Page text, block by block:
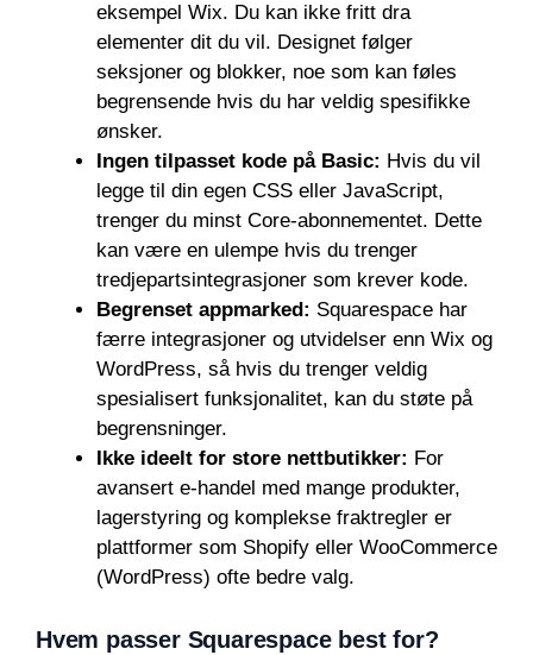
eksempel Wix. Du kan ikke fritt dra
elementer dit du vil. Designet følger
seksjoner og blokker, noe som kan føles
begrensende hvis du har veldig spesifikke
ønsker.
Ingen tilpasset kode på Basic: Hvis du vil
legge til din egen CSS eller JavaScript,
trenger du minst Core-abonnementet. Dette
kan være en ulempe hvis du trenger
tredjepartsintegrasjoner som krever kode.
Begrenset appmarked: Squarespace har
færre integrasjoner og utvidelser enn Wix og
WordPress, så hvis du trenger veldig
spesialisert funksjonalitet, kan du støte på
begrensninger.
Ikke ideelt for store nettbutikker: For
avansert e-handel med mange produkter,
lagerstyring og komplekse fraktregler er
plattformer som Shopify eller WooCommerce
(WordPress) ofte bedre valg.
Hvem passer Squarespace best for?